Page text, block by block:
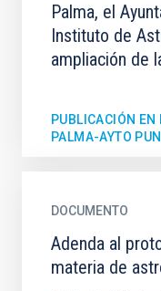
Palma, el
Instituto de
ampliación de
PUBLICACIÓN EN
PALMA-AYTO
DOCUMENTO
Adenda al
materia de